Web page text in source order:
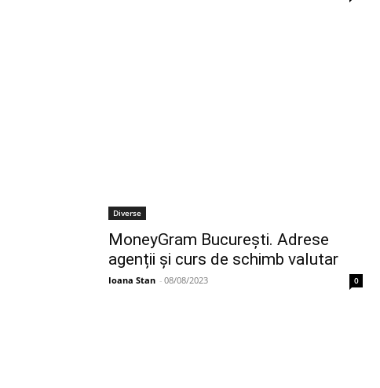
Diverse
MoneyGram București. Adrese
agenții și curs de schimb valutar
Ioana Stan - 08/08/2023 0